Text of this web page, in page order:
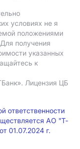
условиях не я
положениями
получения
указанных
к
Лицензия ЦБ
ответственности
АО "Т-
01.07.2024 г.